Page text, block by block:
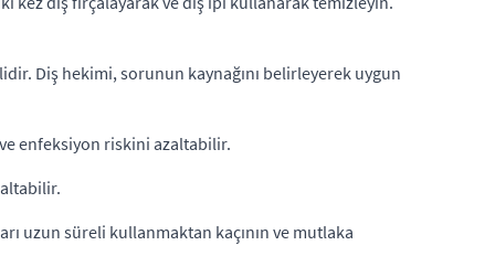
Diş hekimi, sorunun kaynağını belirleyerek uygun
enfeksiyon riskini azaltabilir.
uzun süreli kullanmaktan kaçının ve mutlaka